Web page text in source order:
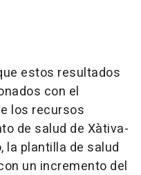
estos resultados
con el
los recursos
de salud de Xàtiva-
la plantilla de salud
un incremento del